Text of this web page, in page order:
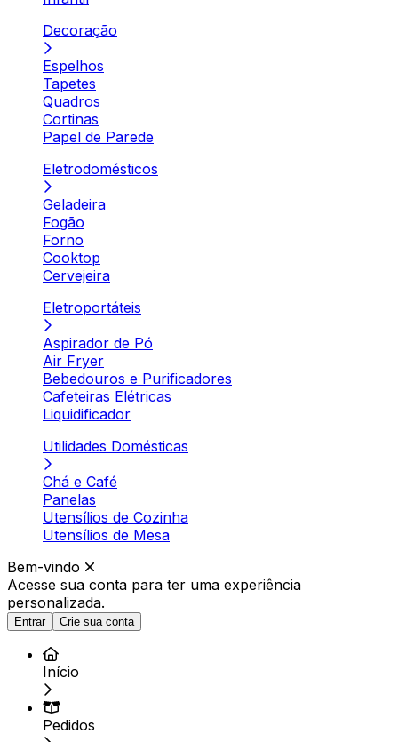
Decoração
Espelhos
Tapetes
Quadros
Cortinas
Papel de Parede
Eletrodomésticos
Geladeira
Fogão
Forno
Cooktop
Cervejeira
Eletroportáteis
Aspirador de Pó
Air Fryer
Bebedouros e Purificadores
Cafeteiras Elétricas
Liquidificador
Utilidades Domésticas
Chá e Café
Panelas
Utensílios de Cozinha
Utensílios de Mesa
Bem-vindo
Acesse sua conta para ter uma experiência
personalizada.
Entrar Crie sua conta
Início
Pedidos